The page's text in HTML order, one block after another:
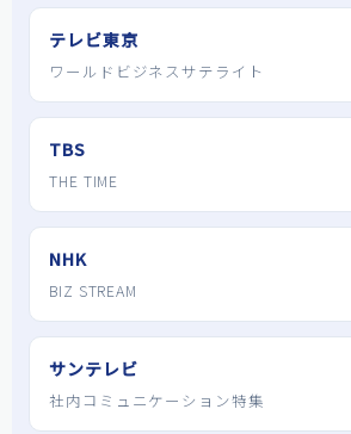
テレビ東京
ワールドビジネスサテライト
TBS
THE TIME
NHK
BIZ STREAM
サンテレビ
社内コミュニケーション特集